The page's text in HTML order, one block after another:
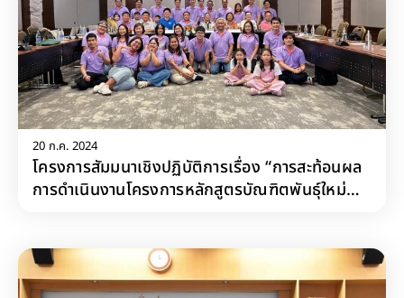
20 ก.ค. 2024
โครงการสัมมนาเชิงปฏิบัติการเรื่อง “การสะท้อนผล
การดำเนินงานโครงการหลักสูตรบัณฑิตพันธุ์ใหม่